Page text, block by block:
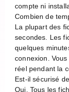
compte ni
Combien de
La plupart des
secondes. Les
quelques
connexion.
réel pendant la
Est-il sécurisé
Oui. Tous les